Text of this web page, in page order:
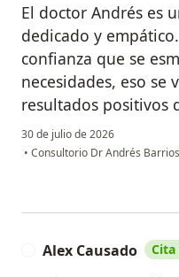
El doctor Andrés es
dedicado y
confianza que se
necesidades, eso se
resultados positivos
30 de julio de 2026
• Consultorio Dr Andrés
Alex Causado